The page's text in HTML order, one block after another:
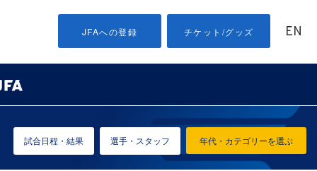
JFAへの登録 チケット/グッズ EN
年代・カテゴリーを選ぶ
試合日程・結果 選手・スタッフ